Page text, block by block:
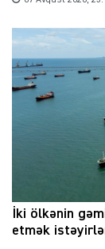
İki ölkənin
etmək